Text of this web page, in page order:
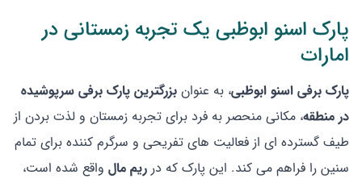
پارک اسنو ابوظبی یک تجربه زمستانی در
امارات
پارک برفی اسنو ابوظبی، به عنوان بزرگترین پارک برفی سرپوشیده
در منطقه، مکانی منحصر به فرد برای تجربه زمستان و لذت بردن از
طیف گسترده ای از فعالیت های تفریحی و سرگرم کننده برای تمام
سنین را فراهم می کند. این پارک که در ریم مال واقع شده است،